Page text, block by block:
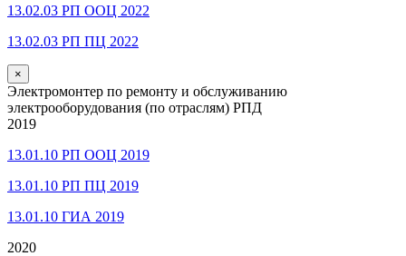
13.02.03 РП ООЦ 2022
13.02.03 РП ПЦ 2022
×
Электромонтер по ремонту и обслуживанию
электрооборудования (по отраслям) РПД
2019
13.01.10 РП ООЦ 2019
13.01.10 РП ПЦ 2019
13.01.10 ГИА 2019
2020